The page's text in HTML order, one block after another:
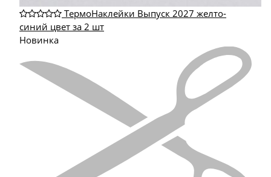
ТермоНаклейки Выпуск 2027 желто-
синий цвет за 2 шт
Новинка